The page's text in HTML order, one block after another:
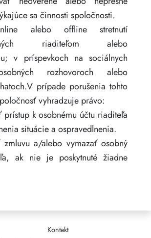
sa činnosti spoločnosti.
alebo offline stretnutí
riaditeľom alebo
v príspevkoch na sociálnych
rozhovoroch alebo
prípade porušenia tohto
vyhradzuje právo:
prístup k osobnému účtu riaditeľa
situácie a ospravedlnenia.
a/alebo vymazať osobný
ak nie je poskytnuté žiadne
Kontakt